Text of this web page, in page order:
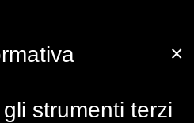
×
strumenti terzi